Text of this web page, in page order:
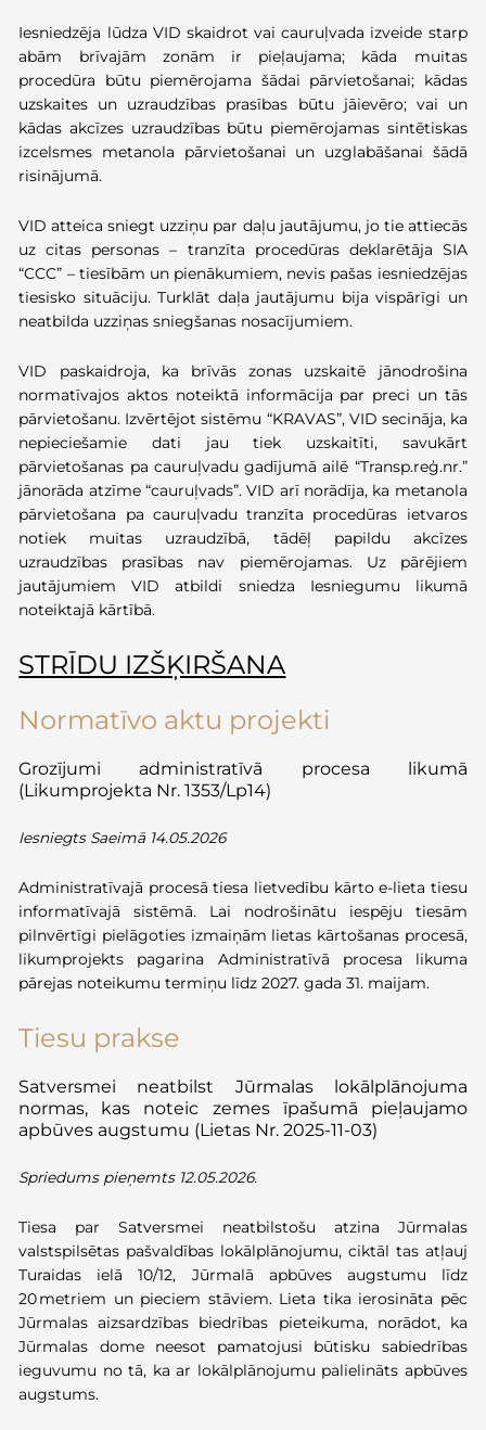
Iesniedzēja lūdza VID skaidrot vai cauruļvada izveide starp
abām brīvajām zonām ir pieļaujama; kāda muitas
procedūra būtu piemērojama šādai pārvietošanai; kādas
uzskaites un uzraudzības prasības būtu jāievēro; vai un
kādas akcīzes uzraudzības būtu piemērojamas sintētiskas
izcelsmes metanola pārvietošanai un uzglabāšanai šādā
risinājumā.
VID atteica sniegt uzziņu par daļu jautājumu, jo tie attiecās
uz citas personas – tranzīta procedūras deklarētāja SIA
“CCC” – tiesībām un pienākumiem, nevis pašas iesniedzējas
tiesisko situāciju. Turklāt daļa jautājumu bija vispārīgi un
neatbilda uzziņas sniegšanas nosacījumiem.
VID paskaidroja, ka brīvās zonas uzskaitē jānodrošina
normatīvajos aktos noteiktā informācija par preci un tās
pārvietošanu. Izvērtējot sistēmu “KRAVAS”, VID secināja, ka
nepieciešamie dati jau tiek uzskaitīti, savukārt
pārvietošanas pa cauruļvadu gadījumā ailē “Transp.reģ.nr.”
jānorāda atzīme “cauruļvads”. VID arī norādīja, ka metanola
pārvietošana pa cauruļvadu tranzīta procedūras ietvaros
notiek muitas uzraudzībā, tādēļ papildu akcīzes
uzraudzības prasības nav piemērojamas. Uz pārējiem
jautājumiem VID atbildi sniedza Iesniegumu likumā
noteiktajā kārtībā.
STRĪDU IZŠĶIRŠANA
Normatīvo aktu projekti
Grozījumi administratīvā procesa likumā
(Likumprojekta Nr. 1353/Lp14)
Iesniegts Saeimā 14.05.2026
Administratīvajā procesā tiesa lietvedību kārto e-lieta tiesu
informatīvajā sistēmā. Lai nodrošinātu iespēju tiesām
pilnvērtīgi pielāgoties izmaiņām lietas kārtošanas procesā,
likumprojekts pagarina Administratīvā procesa likuma
pārejas noteikumu termiņu līdz 2027. gada 31. maijam.
Tiesu prakse
Satversmei neatbilst Jūrmalas lokālplānojuma
normas, kas noteic zemes īpašumā pieļaujamo
apbūves augstumu (Lietas Nr. 2025-11-03)
Spriedums pieņemts 12.05.2026.
Tiesa par Satversmei neatbilstošu atzina Jūrmalas
valstspilsētas pašvaldības lokālplānojumu, ciktāl tas atļauj
Turaidas ielā 10/12, Jūrmalā apbūves augstumu līdz
20 metriem un pieciem stāviem. Lieta tika ierosināta pēc
Jūrmalas aizsardzības biedrības pieteikuma, norādot, ka
Jūrmalas dome neesot pamatojusi būtisku sabiedrības
ieguvumu no tā, ka ar lokālplānojumu palielināts apbūves
augstums.